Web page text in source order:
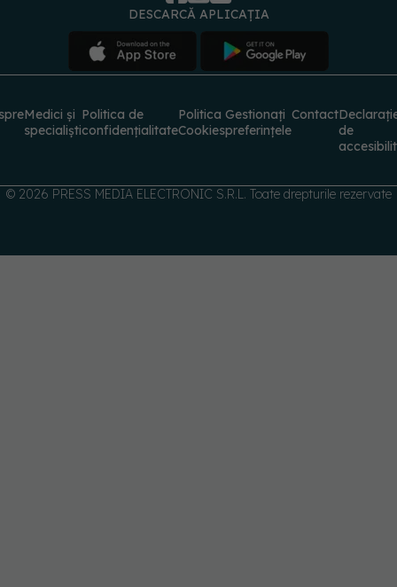
specialiști
Politica de
confidențialitateCookies
Gestionați
preferințele
Contact
de
© 2026 PRESS MEDIA ELECTRONIC S.R.L. Toate drepturile rezervate